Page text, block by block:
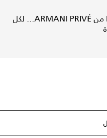
مجموعة Boudoir من ARMANI PRIVÉ... لكل